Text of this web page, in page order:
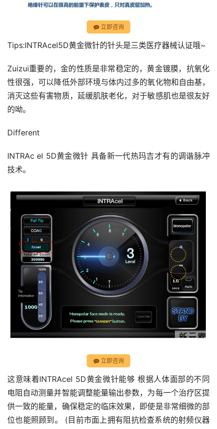
立即咨询
Tips:INTRAcel5D黄金微针的针头是三类医疗器械认证哦~
Zuizui重要的，金的性质是非常稳定的，黄金镀膜，抗氧化
性很强，可以降低外部环境与体内过多的氧化物和自由基，
消灭这些有害物质，延缓肌肤老化，对于敏感肌也是很友好
的呦。
Different
INTRAc el 5D黄金微针 具备新一代热玛吉才有的调谐脉冲
技术。
立即咨询
这意味着INTRAcel 5D黄金微针能够 根据人体面部的不同
电阻自动测量并智能调整能量输出参数，为每一个治疗区提
供一致的能量，确保稳定的临床效果，即使是非常细微的部
位也能照顾到。 (目前市面上拥有阻抗检查系统的射频仪器